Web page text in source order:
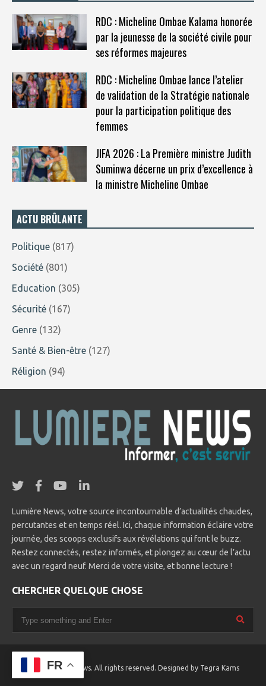
RDC : Micheline Ombae Kalama honorée
par la jeunesse de la société civile pour
ses réformes majeures
RDC : Micheline Ombae lance l’atelier
de validation de la Stratégie nationale
pour la participation politique des
femmes
JIFA 2026 : La Première ministre Judith
Suminwa décerne un prix d’excellence à
la ministre Micheline Ombae
ACTU BRÛLANTE
Politique (817)
Société (801)
Education (305)
Sécurité (167)
Genre (132)
Santé & Bien-être (127)
Réligion (94)
Lumière News, votre source incontournable d’actualités chaudes,
percutantes et en temps réel. Ici, chaque information éclaire votre
journée, des scoops exclusifs aux révélations qui font le buzz.
Restez connectés, restez informés, et plongez au cœur de l’actu
avec un regard neuf. Merci de votre visite, et bonne lecture !
CHERCHER QUELQUE CHOSE
© 2025 Lumière News. All rights reserved. Designed by Tegra Kams
FR